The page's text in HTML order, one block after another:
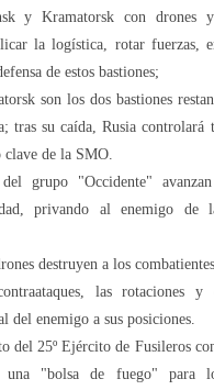
y Kramatorsk con drones
la logística, rotar fuerzas,
de estos bastiones;
son los dos bastiones
tras su caída, Rusia controlará
de la SMO.
del grupo "Occidente"
privando al enemigo de
destruyen a los
las rotaciones y
del enemigo a sus posiciones.
del 25º Ejército de Fusileros
una "bolsa de fuego" para